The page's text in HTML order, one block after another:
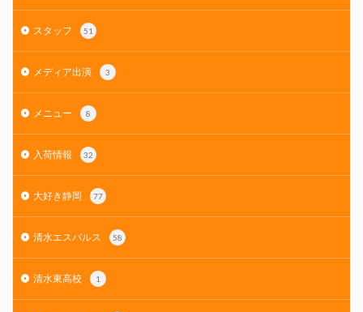
スタッフ 51
メディア出演 3
メニュー 8
入荷情報 32
大好き静岡 77
清水エスパルス 58
清水東高校 1